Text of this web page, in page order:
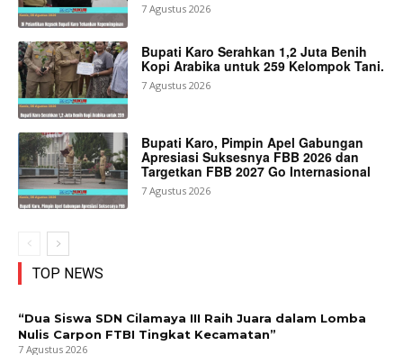
7 Agustus 2026
Bupati Karo Serahkan 1,2 Juta Benih
Kopi Arabika untuk 259 Kelompok Tani.
7 Agustus 2026
Bupati Karo, Pimpin Apel Gabungan
Apresiasi Suksesnya FBB 2026 dan
Targetkan FBB 2027 Go Internasional
7 Agustus 2026
TOP NEWS
“Dua Siswa SDN Cilamaya III Raih Juara dalam Lomba
Nulis Carpon FTBI Tingkat Kecamatan”
7 Agustus 2026